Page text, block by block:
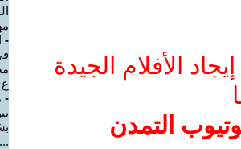
الأفلام الجيدة
التمدن
-
-
...